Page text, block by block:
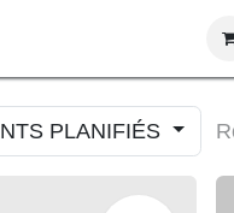
PLANIFIÉS